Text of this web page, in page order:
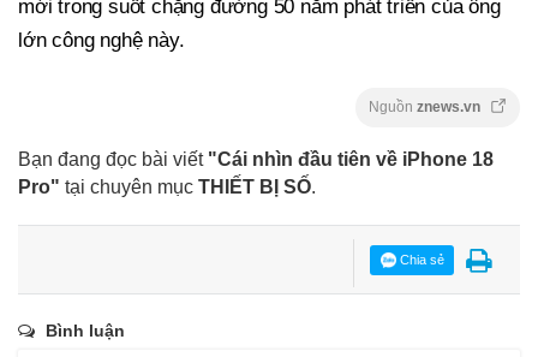
mới trong suốt chặng đường 50 năm phát triển của ông
lớn công nghệ này.
Nguồn znews.vn
Bạn đang đọc bài viết "Cái nhìn đầu tiên về iPhone 18
Pro" tại chuyên mục THIẾT BỊ SỐ.
Chia sẻ
Bình luận